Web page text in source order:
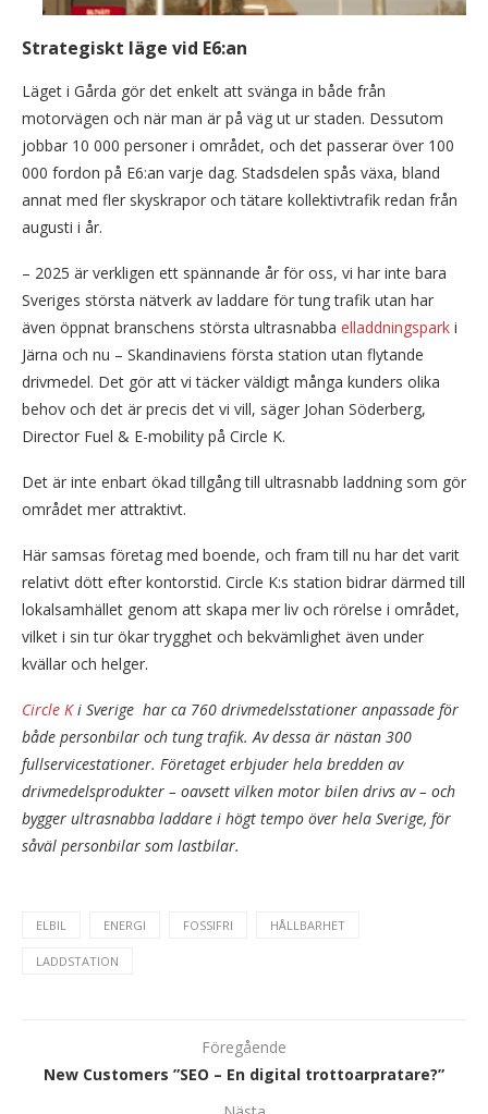
Strategiskt läge vid E6:an
Läget i Gårda gör det enkelt att svänga in både från
motorvägen och när man är på väg ut ur staden. Dessutom
jobbar 10 000 personer i området, och det passerar över 100
000 fordon på E6:an varje dag. Stadsdelen spås växa, bland
annat med fler skyskrapor och tätare kollektivtrafik redan från
augusti i år.
– 2025 är verkligen ett spännande år för oss, vi har inte bara
Sveriges största nätverk av laddare för tung trafik utan har
även öppnat branschens största ultrasnabba elladdningspark i
Järna och nu – Skandinaviens första station utan flytande
drivmedel. Det gör att vi täcker väldigt många kunders olika
behov och det är precis det vi vill, säger Johan Söderberg,
Director Fuel & E-mobility på Circle K.
Det är inte enbart ökad tillgång till ultrasnabb laddning som gör
området mer attraktivt.
Här samsas företag med boende, och fram till nu har det varit
relativt dött efter kontorstid. Circle K:s station bidrar därmed till
lokalsamhället genom att skapa mer liv och rörelse i området,
vilket i sin tur ökar trygghet och bekvämlighet även under
kvällar och helger.
Circle Ki Sverige har ca 760 drivmedelsstationer anpassade för
både personbilar och tung trafik. Av dessa är nästan 300
fullservicestationer. Företaget erbjuder hela bredden av
drivmedelsprodukter – oavsett vilken motor bilen drivs av – och
bygger ultrasnabba laddare i högt tempo över hela Sverige, för
såväl personbilar som lastbilar.
ELBIL ENERGI FOSSIFRI HÅLLBARHET
LADDSTATION
Föregående
New Customers ”SEO – En digital trottoarpratare?”